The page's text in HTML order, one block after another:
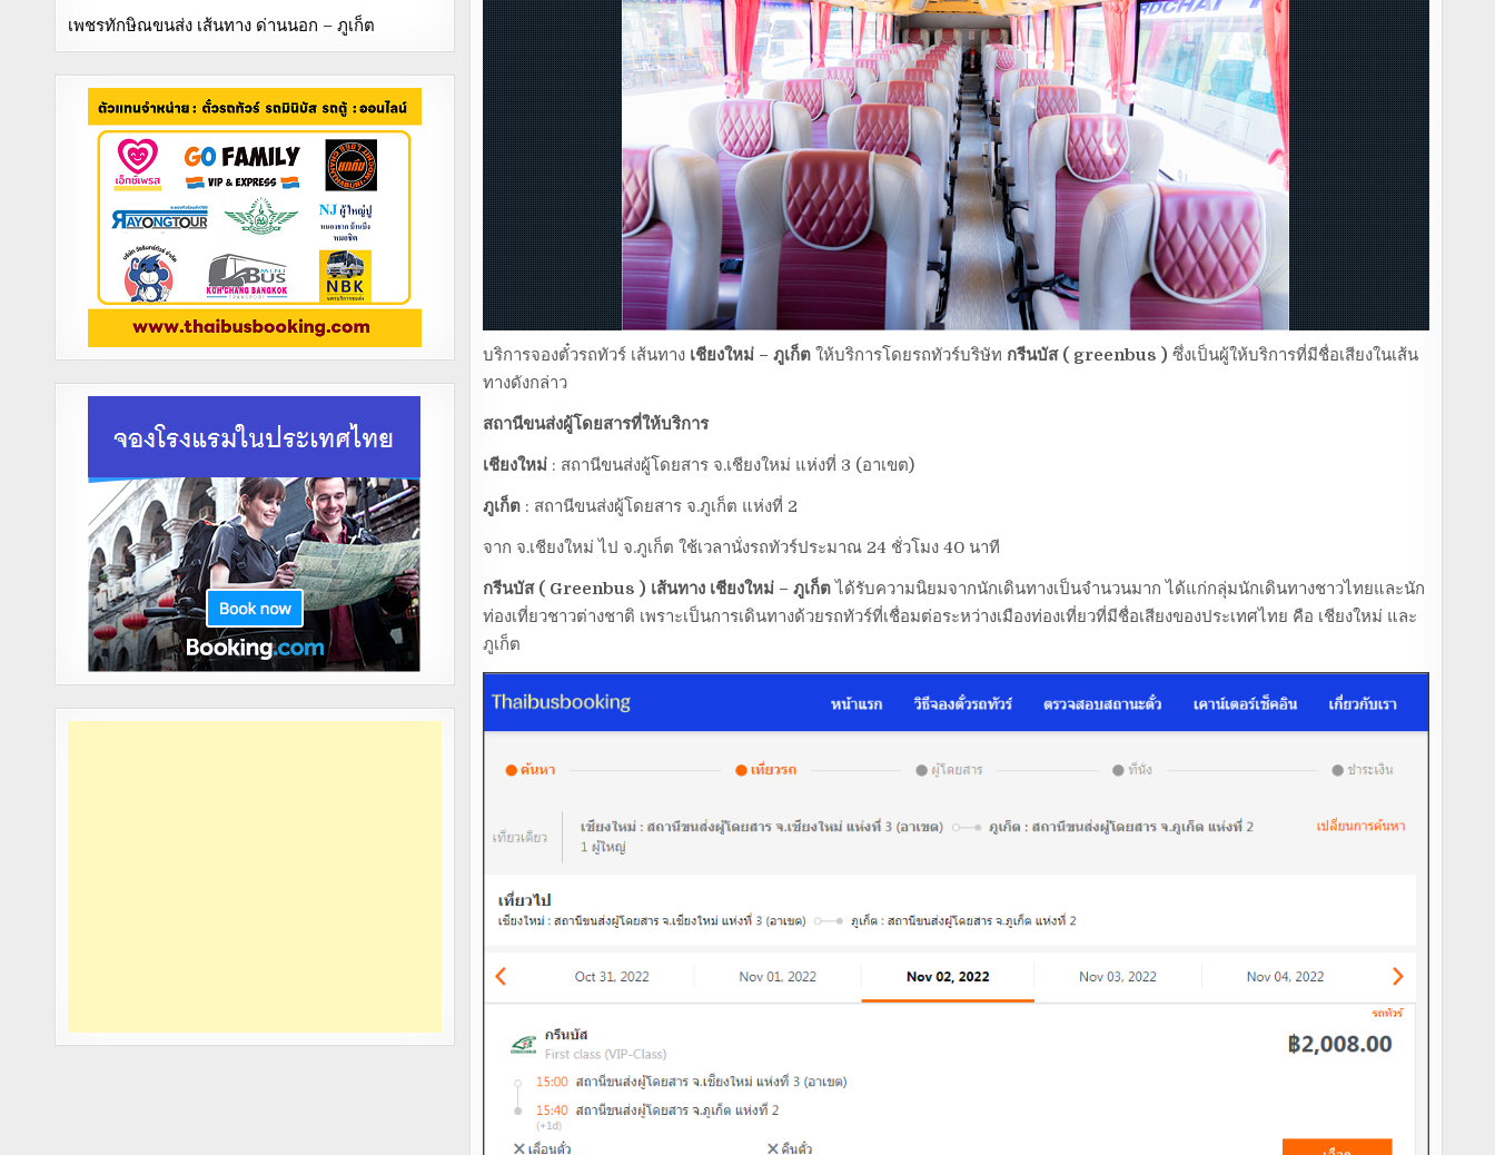
บริการจองตั๋วรถทัวร์ เส้นทาง เชียงใหม่ – ภูเก็ต ให้บริการโดยรถทัวร์บริษัท กรีนบัส ( greenbus ) ซึ่งเป็นผู้ให้บริการที่มีชื่อเสียงในเส้น
ทางดังกล่าว
สถานีขนส่งผู้โดยสารที่ให้บริการ
เชียงใหม่: สถานีขนส่งผู้โดยสาร จ.เชียงใหม่ แห่งที่ 3 (อาเขต)
ภูเก็ต: สถานีขนส่งผู้โดยสาร จ.ภูเก็ต แห่งที่ 2
จาก จ.เชียงใหม่ ไป จ.ภูเก็ต ใช้เวลานั่งรถทัวร์ประมาณ 24 ชั่วโมง 40 นาที
กรีนบัส ( Greenbus ) เส้นทาง เชียงใหม่ – ภูเก็ตได้รับความนิยมจากนักเดินทางเป็นจำนวนมาก ได้แก่กลุ่มนักเดินทางชาวไทยและนัก
ท่องเที่ยวชาวต่างชาติ เพราะเป็นการเดินทางด้วยรถทัวร์ที่เชื่อมต่อระหว่างเมืองท่องเที่ยวที่มีชื่อเสียงของประเทศไทย คือ เชียงใหม่ และ
ภูเก็ต
เพชรทักษิณขนส่ง เส้นทาง ด่านนอก – ภูเก็ต